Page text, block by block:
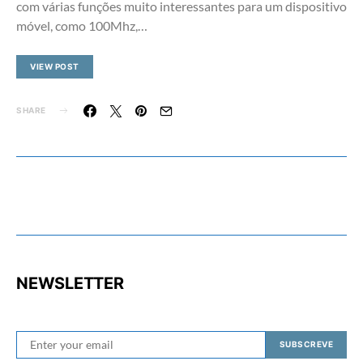
com várias funções muito interessantes para um dispositivo
móvel, como 100Mhz,…
VIEW POST
SHARE
NEWSLETTER
SUBSCREVE